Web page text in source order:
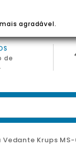
de
Vedante Krups
agradável.